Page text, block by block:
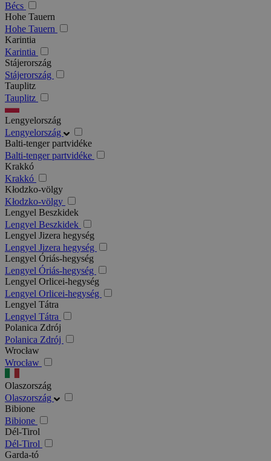
Bécs
Hohe Tauern
Hohe Tauern
Karintia
Karintia
Stájerország
Stájerország
Tauplitz
Tauplitz
Lengyelország
Lengyelország
Balti-tenger partvidéke
Balti-tenger partvidéke
Krakkó
Krakkó
Kłodzko-völgy
Kłodzko-völgy
Lengyel Beszkidek
Lengyel Beszkidek
Lengyel Jizera hegység
Lengyel Jizera hegység
Lengyel Óriás-hegység
Lengyel Óriás-hegység
Lengyel Orlicei-hegység
Lengyel Orlicei-hegység
Lengyel Tátra
Lengyel Tátra
Polanica Zdrój
Polanica Zdrój
Wrocław
Wrocław
Olaszország
Olaszország
Bibione
Bibione
Dél-Tirol
Dél-Tirol
Garda-tó